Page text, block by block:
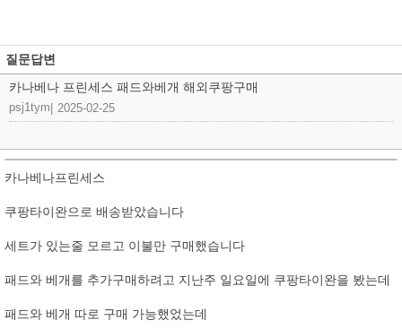
질문답변
카나베나 프린세스 패드와베개 해외쿠팡구매
psj1tym 2025-02-25
카나베나프린세스
쿠팡타이완으로 배송받았습니다
세트가 있는줄 모르고 이불만 구매했습니다
패드와 베개를 추가구매하려고 지난주 일요일에 쿠팡타이완을 봤는데
패드와 베개 따로 구매 가능했었는데